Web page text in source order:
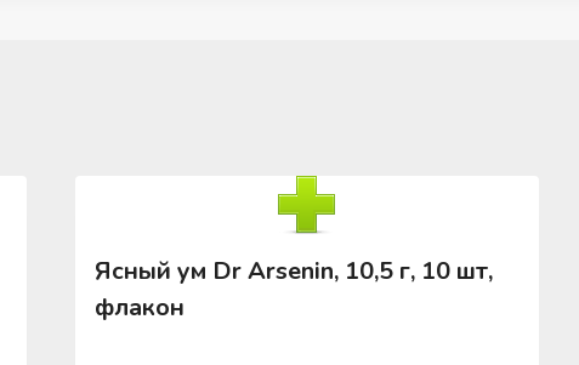
Ясный ум Dr Arsenin, 10,5 г, 10 шт,
флакон